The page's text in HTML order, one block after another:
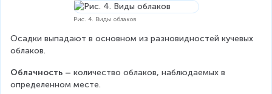
Рис. 4. Виды облаков
Осадки выпадают в основном из разновидностей кучевых
облаков.
Облачность – количество облаков, наблюдаемых в
определенном месте.